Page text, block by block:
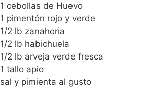
1 cebollas de Huevo
1 pimentón rojo y verde
1/2 lb zanahoria
1/2 lb habichuela
1/2 lb arveja verde fresca
1 tallo apio
sal y pimienta al gusto